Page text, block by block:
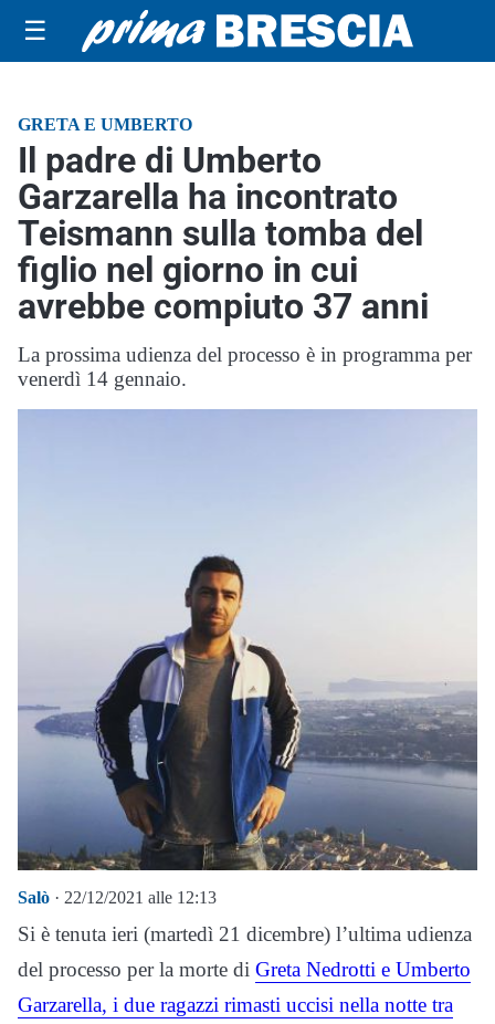
☰
GRETA E UMBERTO
Il padre di Umberto
Garzarella ha incontrato
Teismann sulla tomba del
figlio nel giorno in cui
avrebbe compiuto 37 anni
La prossima udienza del processo è in programma per
venerdì 14 gennaio.
Salò · 22/12/2021 alle 12:13
Si è tenuta ieri (martedì 21 dicembre) l’ultima udienza
del processo per la morte di Greta Nedrotti e Umberto
Garzarella, i due ragazzi rimasti uccisi nella notte tra